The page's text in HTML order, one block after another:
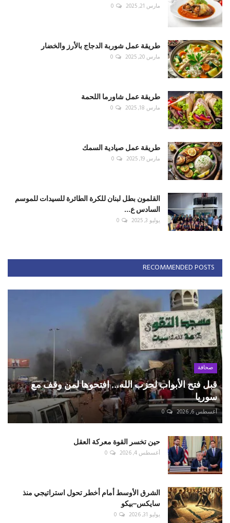
مارس 21, 2025 0
طريقة عمل شوربة الدجاج بالأرز والخضار
مارس 20, 2025 0
طريقة عمل شاورما اللحمة
مارس 18, 2025 0
طريقة عمل صيادية السمك
مارس 19, 2025 0
القلمون بطل لبنان للكرة الطائرة للسيدات للموسم
السادس ع...
يوليو 3, 2025 0
RECOMMENDED POSTS
صحافة
قبل فتح الأبواب لحزب الله... افتحوها لمن وقف مع
سوريا
أغسطس 6, 2026 0
حين تخسر القوة معركة العقل
أغسطس 4, 2026 0
الشرق الأوسط أمام أخطر تحول استراتيجي منذ
سايكس–بيكو
يوليو 31, 2026 0